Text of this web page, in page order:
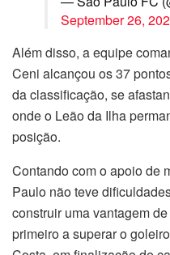
September 26,
Além disso, a equipe
Ceni alcançou os 37
da classificação, se
onde o Leão da Ilha
posição.
Contando com o apoio de
Paulo não teve
construir uma vantagem
primeiro a superar o